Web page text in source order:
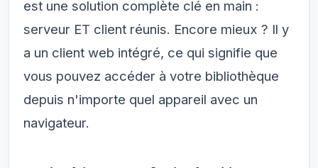
est une solution complète clé en main :
serveur ET client réunis. Encore mieux ? Il y
a un client web intégré, ce qui signifie que
vous pouvez accéder à votre bibliothèque
depuis n'importe quel appareil avec un
navigateur.